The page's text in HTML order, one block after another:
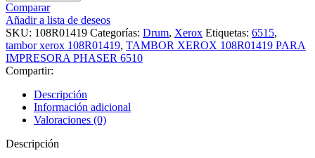
Comparar
Añadir a lista de deseos
SKU: 108R01419 Categorías: Drum, Xerox Etiquetas: 6515,
tambor xerox 108R01419, TAMBOR XEROX 108R01419 PARA
IMPRESORA PHASER 6510
Compartir:
Descripción
Información adicional
Valoraciones (0)
Descripción